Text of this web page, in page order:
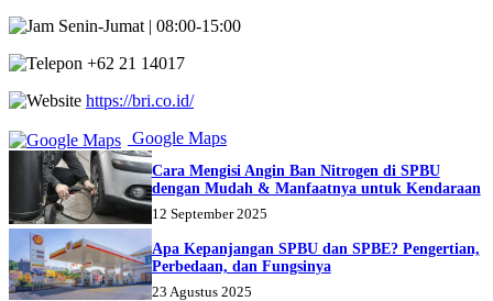
Senin-Jumat | 08:00-15:00
+62 21 14017
https://bri.co.id/
Google Maps
Cara Mengisi Angin Ban Nitrogen di SPBU
dengan Mudah & Manfaatnya untuk Kendaraan
12 September 2025
Apa Kepanjangan SPBU dan SPBE? Pengertian,
Perbedaan, dan Fungsinya
23 Agustus 2025